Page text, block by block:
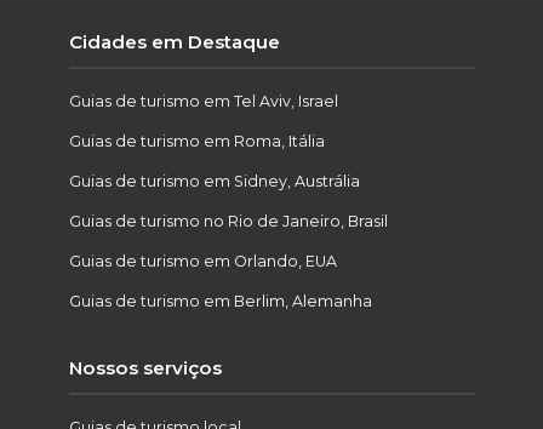
Cidades em Destaque
Guias de turismo em Tel Aviv, Israel
Guias de turismo em Roma, Itália
Guias de turismo em Sidney, Austrália
Guias de turismo no Rio de Janeiro, Brasil
Guias de turismo em Orlando, EUA
Guias de turismo em Berlim, Alemanha
Nossos serviços